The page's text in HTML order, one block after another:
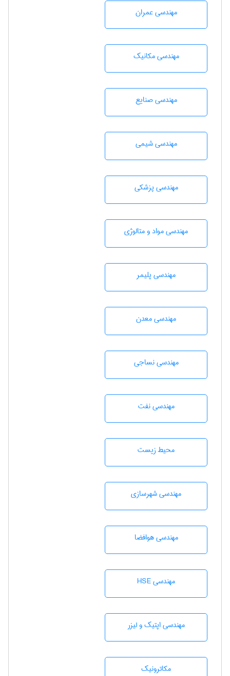
مهندسی عمران
مهندسی مکانیک
مهندسی صنايع
مهندسي شيمی
مهندسی پزشکی
مهندسی مواد و متالوژی
مهندسی پليمر
مهندسی معدن
مهندسي نساجی
مهندسی نفت
محيط زيست
مهندسی شهرسازی
مهندسی هوافضا
مهندسی HSE
مهندسی اپتیک و لیزر
مکاترونیک